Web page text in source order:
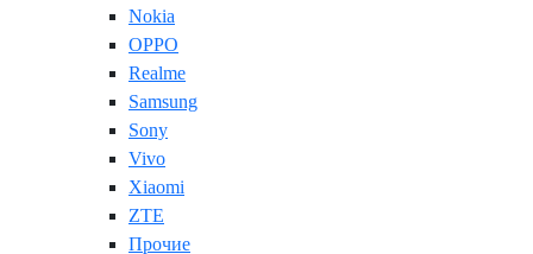
Nokia
OPPO
Realme
Samsung
Sony
Vivo
Xiaomi
ZTE
Прочие